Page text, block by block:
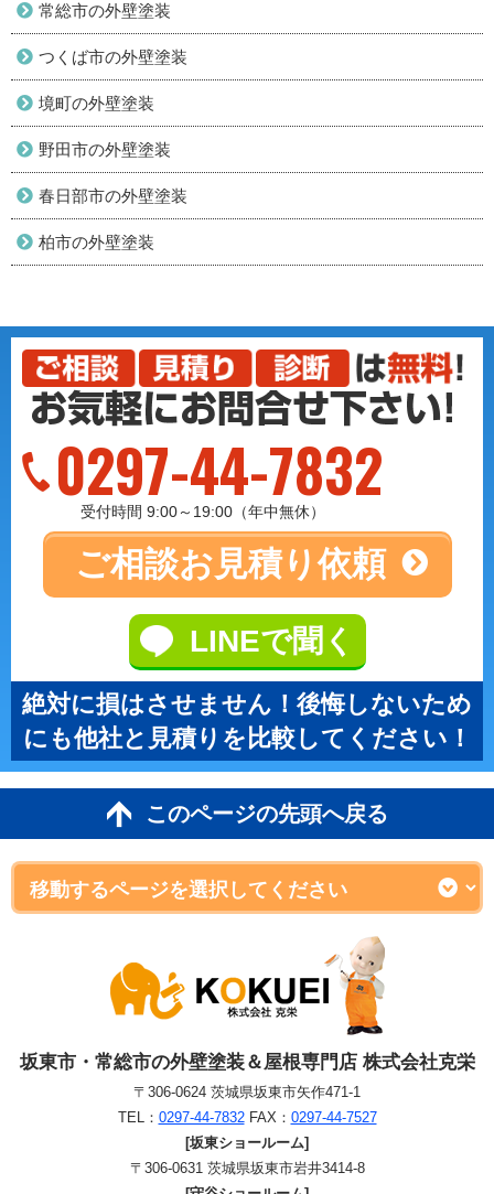
常総市の外壁塗装
つくば市の外壁塗装
境町の外壁塗装
野田市の外壁塗装
春日部市の外壁塗装
柏市の外壁塗装
0297-44-7832
受付時間 9:00～19:00（年中無休）
ご相談お見積り依頼
LINEで聞く
絶対に損はさせません！後悔しないため
にも他社と見積りを比較してください！
このページの先頭へ戻る
坂東市・常総市の外壁塗装＆屋根専門店 株式会社克栄
〒306-0624 茨城県坂東市矢作471-1
TEL： 0297-44-7832FAX： 0297-44-7527
[坂東ショールーム]
〒306-0631 茨城県坂東市岩井3414-8